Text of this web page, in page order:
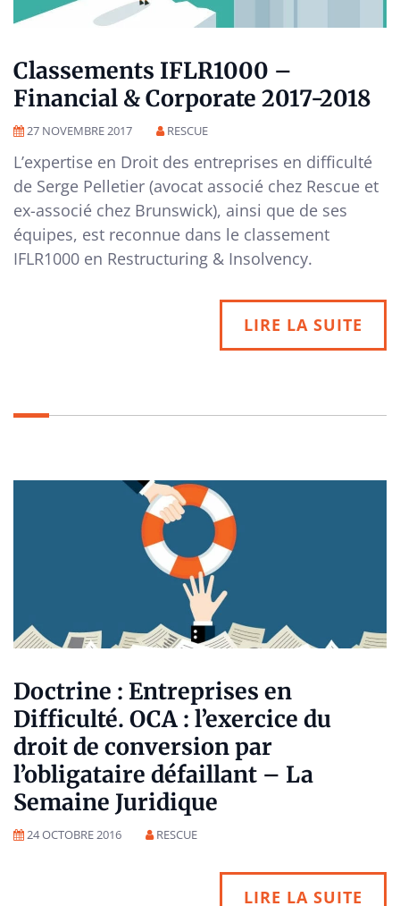
Classements IFLR1000 –
Financial & Corporate 2017-2018
27 NOVEMBRE 2017 RESCUE
L’expertise en Droit des entreprises en difficulté
de Serge Pelletier (avocat associé chez Rescue et
ex-associé chez Brunswick), ainsi que de ses
équipes, est reconnue dans le classement
IFLR1000 en Restructuring & Insolvency.
LIRE LA SUITE
Doctrine : Entreprises en
Difficulté. OCA : l’exercice du
droit de conversion par
l’obligataire défaillant – La
Semaine Juridique
24 OCTOBRE 2016 RESCUE
LIRE LA SUITE